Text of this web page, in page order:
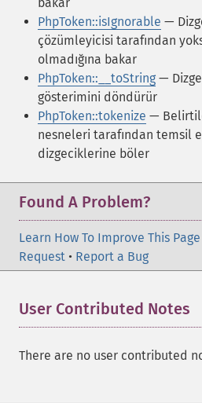
PhpToken::isIgnorable —
çözümleyicisi tarafından
olmadığına bakar
PhpToken::__toString —
gösterimini döndürür
PhpToken::tokenize —
nesneleri tarafından temsil
dizgeciklerine böler
Found A Problem?
Learn How To Improve This Page
Request • Report a Bug
User Contributed Notes
There are no user contributed